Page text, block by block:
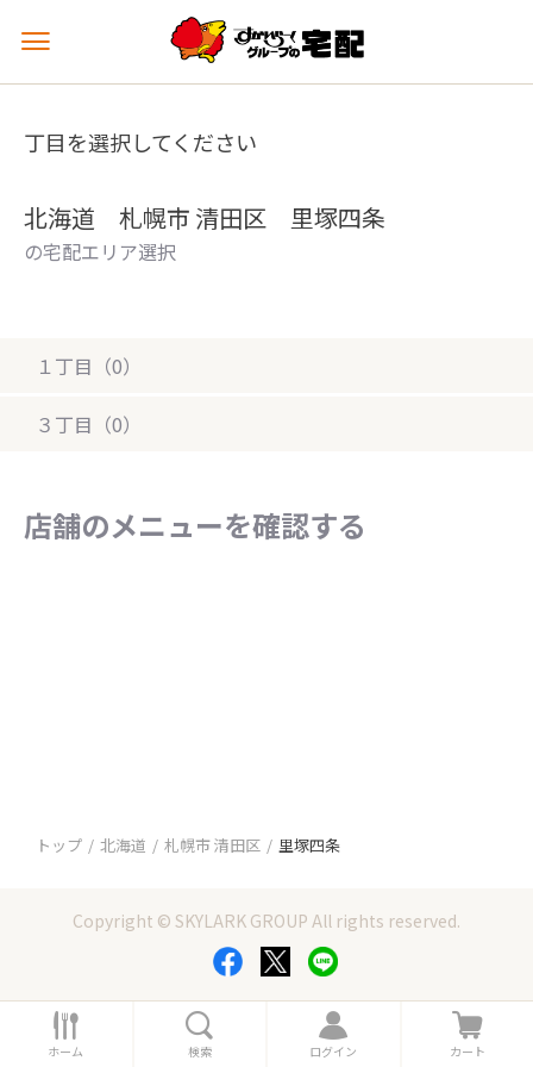
メ
ュ
を
丁目を選択してください
北海道 札幌市 清田区 里塚四条
の宅配エリア選択
１丁目（0）
３丁目（0）
店舗のメニューを確認する
トップ 北海道 札幌市 清田区 里塚四条
Copyright © SKYLARK GROUP All rights reserved.
ホ
ー
ホーム 索
検索
ロ
グ
ログイン
カ
ー
カート